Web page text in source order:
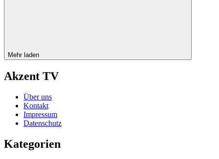
Mehr laden
Akzent TV
Über uns
Kontakt
Impressum
Datenschutz
Kategorien